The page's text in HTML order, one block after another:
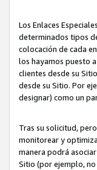
Los Enlaces
determinados tipos
colocación de cada
los hayamos puesto
clientes desde su
desde su Sitio. Por
designar) como un
Tras su solicitud,
monitorear y
manera podrá
Sitio (por ejemplo,